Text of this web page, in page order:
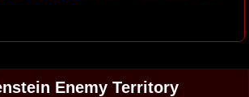
Enemy Territory